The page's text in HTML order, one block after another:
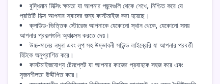
বুদ্ধিমান মিক্সিং ক্ষমতা যা আপনার পছন্দগুলি থেকে শেখে, নিশ্চিত করে যে
প্রতিটি মিক্স আপনার স্বাদের জন্য কাস্টমাইজ করা হয়েছে।
ক্লাউড-ভিত্তিক স্টোরেজ আপনাকে যেকোনো স্থান থেকে, যেকোনো সময়
আপনার প্রকল্পগুলি অ্যাক্সেস করতে দেয়।
উচ্চ-মানের নমুনা এবং লুপ সহ উদ্ভাবনী সাউন্ড লাইব্রেরি যা আপনার পরবর্তী
হিটকে অনুপ্রাণিত করে।
কাস্টমাইজযোগ্য টেমপ্লেট যা আপনার কাজের প্রবাহকে সহজ করে এবং
সৃজনশীলতা উদ্দীপিত করে।